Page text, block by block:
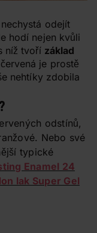
odejít
hodí nejen kvůli
níž tvoří základ
je prostě
nehtíky zdobila
odstínů,
Nebo své
typické
Enamel 24
lak Super Gel